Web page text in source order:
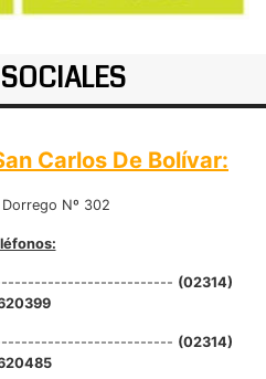
Carlos De Bolívar:
Dorrego Nº 302
(02314)
(02314)